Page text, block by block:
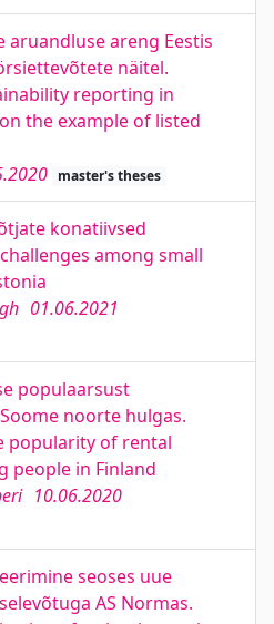
aruandluse areng Eestis
näitel.
reporting in
the example of listed
master's theses
konatiivsed
among small
01.06.2021
populaarsust
noorte hulgas.
popularity of rental
people in Finland
10.06.2020
seoses uue
AS Normas.